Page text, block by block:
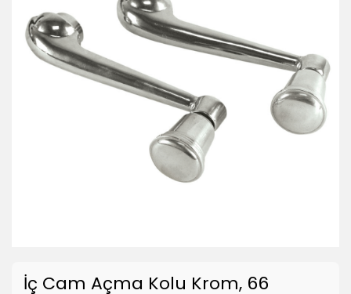
İç Cam Açma Kolu Krom, 66